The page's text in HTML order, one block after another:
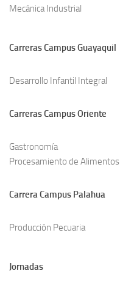
Mecánica Industrial
Carreras Campus Guayaquil
Desarrollo Infantil Integral
Carreras Campus Oriente
Gastronomía
Procesamiento de Alimentos
Carrera Campus Palahua
Producción Pecuaria
Jornadas